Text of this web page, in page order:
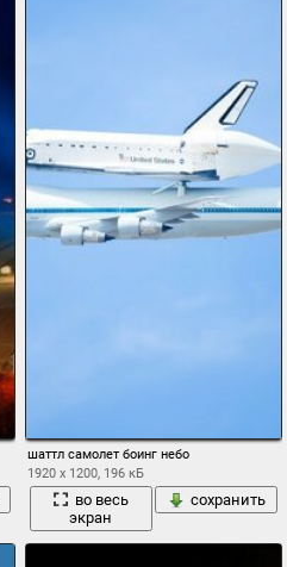
шаттл самолет боинг небо
1920 x 1200, 196 кБ
во весь
экран
сохранить